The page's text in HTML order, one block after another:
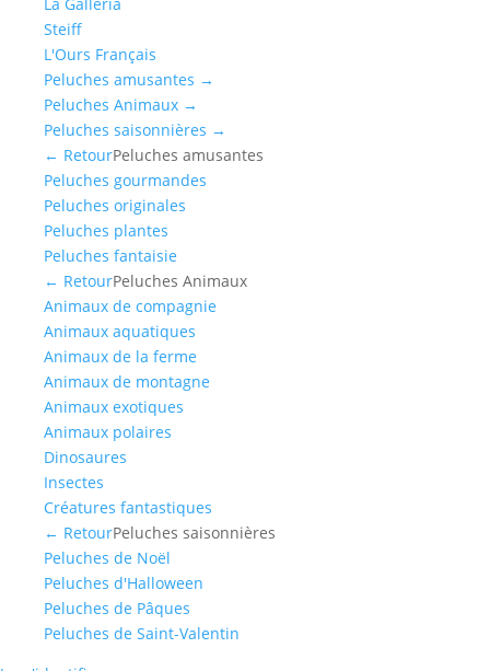
Steiff
L'Ours Français
Peluches amusantes →
Peluches Animaux →
Peluches saisonnières →
← RetourPeluches amusantes
Peluches gourmandes
Peluches originales
Peluches plantes
Peluches fantaisie
← RetourPeluches Animaux
Animaux de compagnie
Animaux aquatiques
Animaux de la ferme
Animaux de montagne
Animaux exotiques
Animaux polaires
Dinosaures
Insectes
Créatures fantastiques
← RetourPeluches saisonnières
Peluches de Noël
Peluches d'Halloween
Peluches de Pâques
Peluches de Saint-Valentin